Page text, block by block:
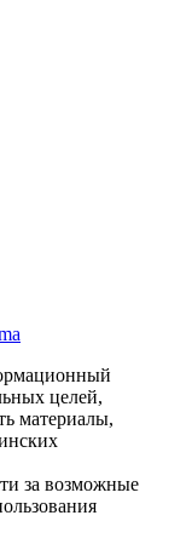
целей,
материалы,
за возможные